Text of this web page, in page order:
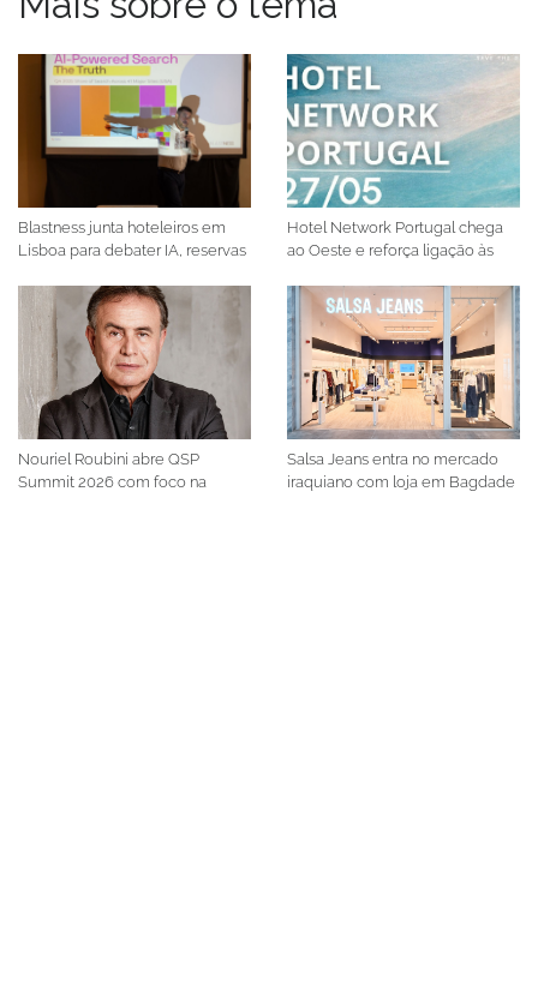
Blastness junta hoteleiros em
Lisboa para debater IA, reservas
Hotel Network Portugal chega
ao Oeste e reforça ligação às
Nouriel Roubini abre QSP
Summit 2026 com foco na
Salsa Jeans entra no mercado
iraquiano com loja em Bagdade